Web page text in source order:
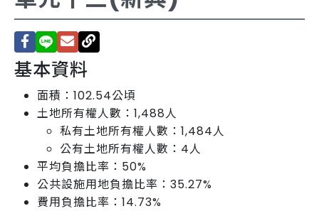
基本資料
面積：102.54公頃
土地所有權人數：1,488人
私有土地所有權人數：1,484人
公有土地所有權人數：4人
平均負擔比率：50%
公共設施用地負擔比率：35.27%
費用負擔比率：14.73%